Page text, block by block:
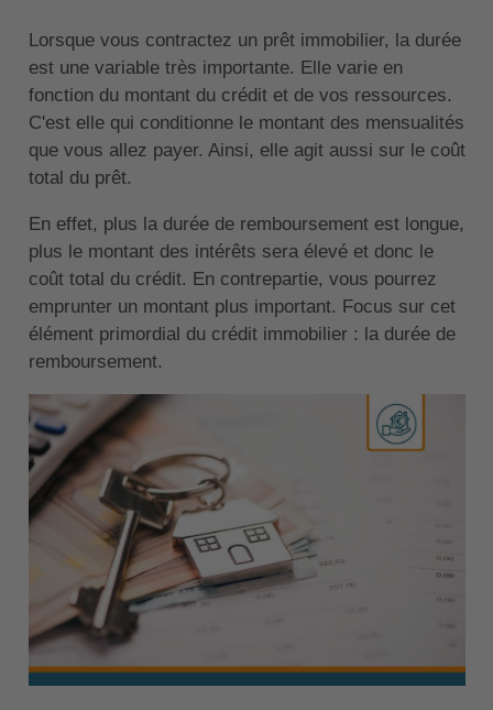
Lorsque vous contractez un prêt immobilier, la durée
est une variable très importante. Elle varie en
fonction du montant du crédit et de vos ressources.
C'est elle qui conditionne le montant des mensualités
que vous allez payer. Ainsi, elle agit aussi sur le coût
total du prêt.
En effet, plus la durée de remboursement est longue,
plus le montant des intérêts sera élevé et donc le
coût total du crédit. En contrepartie, vous pourrez
emprunter un montant plus important. Focus sur cet
élément primordial du crédit immobilier : la durée de
remboursement.